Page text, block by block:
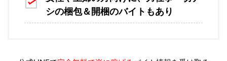
シの梱包＆開梱のバイトもあり